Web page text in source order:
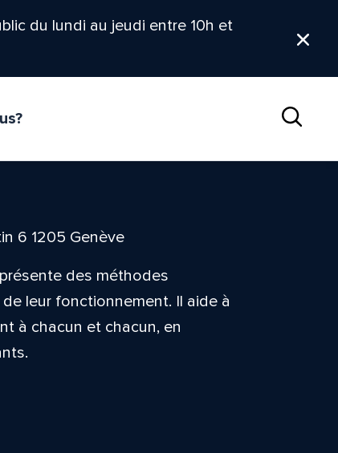
du lundi au jeudi entre 10h et
6 1205 Genève
des méthodes
leur fonctionnement. Il aide à
à chacun et chacun, en